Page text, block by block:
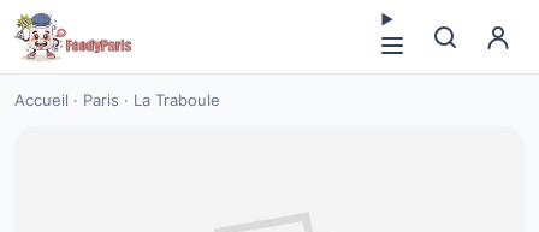
Accueil · Paris · La Traboule